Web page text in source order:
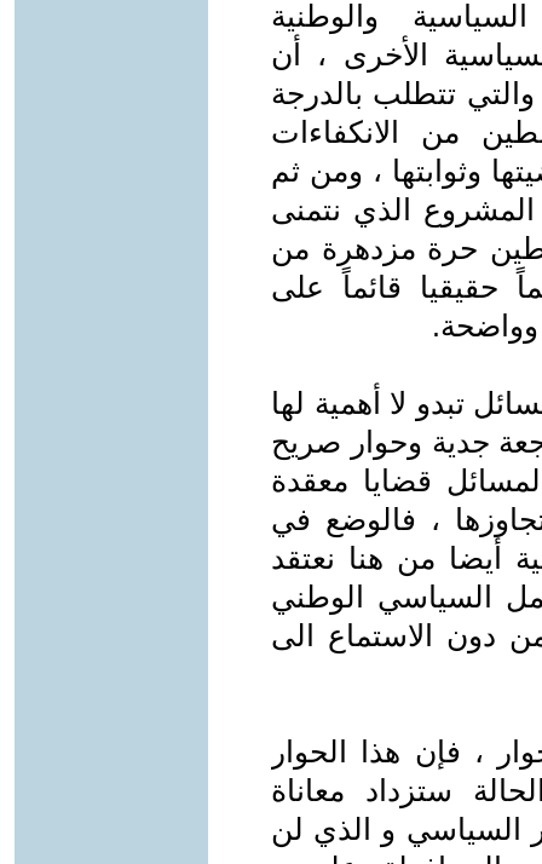
السياسية والوطنية
الأخرى ، أن
تتطلب بالدرجة
من الانكفاءات
وثوابتها ، ومن ثم
المشروع الذي نتمنى
حرة مزدهرة من
حقيقيا قائماً على
تبدو لا أهمية لها
جدية وحوار صريح
قضايا معقدة
، فالوضع في
أيضا من هنا نعتقد
السياسي الوطني
دون الاستماع الى
، فإن هذا الحوار
ستزداد معاناة
السياسي و الذي لن